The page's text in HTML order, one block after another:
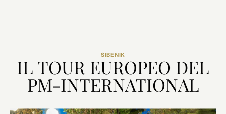
SIBENIK
IL TOUR EUROPEO DEL
PM-INTERNATIONAL